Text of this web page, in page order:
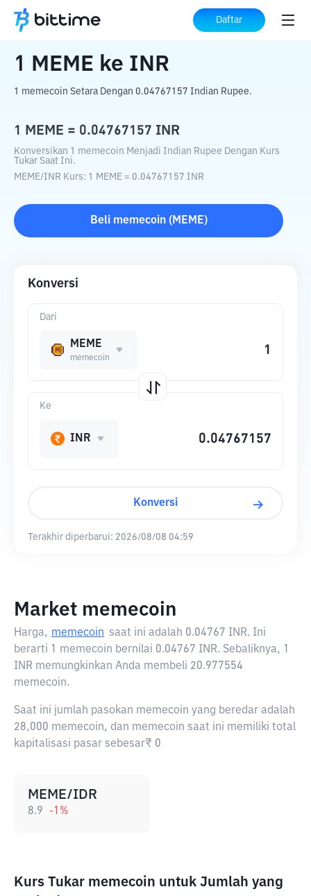
Daftar
Beranda Konverter Kripto MEME INR
1 MEME ke INR
1 memecoin Setara Dengan 0.04767157 Indian Rupee.
1 MEME = 0.04767157 INR
Konversikan 1 memecoin Menjadi Indian Rupee Dengan Kurs
Tukar Saat Ini.
MEME/INR Kurs: 1 MEME = 0.04767157 INR
Beli memecoin( MEME)
Konversi
Dari
MEME
memecoin
Ke
INR
Konversi
Terakhir diperbarui: 2026/08/08 04:59
Market memecoin
Harga, memecoin saat ini adalah 0.04767 INR. Ini
berarti 1 memecoin bernilai 0.04767 INR. Sebaliknya, 1
INR memungkinkan Anda membeli 20.977554
memecoin.
Saat ini jumlah pasokan memecoin yang beredar adalah
28,000 memecoin, dan memecoin saat ini memiliki total
kapitalisasi pasar sebesar₹ 0
MEME/IDR
8.9 -1 %
Kurs Tukar memecoin untuk Jumlah yang